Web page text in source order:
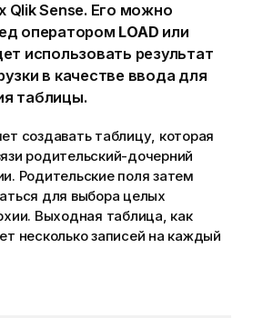
Qlik Sense. Его можно
оператором LOAD или
использовать результат
в качестве ввода для
таблицы.
создавать таблицу, которая
родительский-дочерний
Родительские поля затем
для выбора целых
Выходная таблица, как
несколько записей на каждый